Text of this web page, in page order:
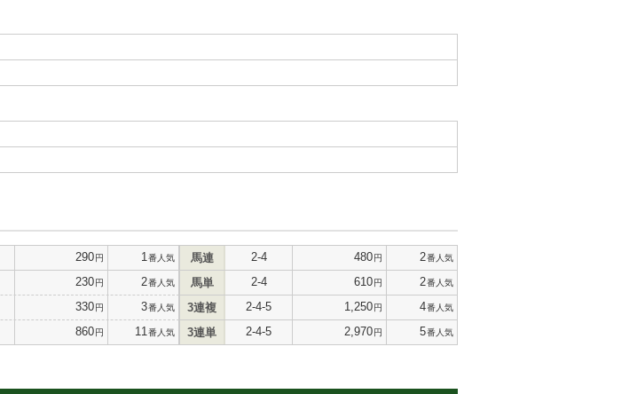
290円 1 番人気
230円 2番人気
330円 3番人気
860円 11 番人気
馬連 2-4 480円 2番人気
馬単 2-4 610円 2番人気
3連複 2-4-5 1,250円 4番人気
3連単 2-4-5 2,970円 5番人気